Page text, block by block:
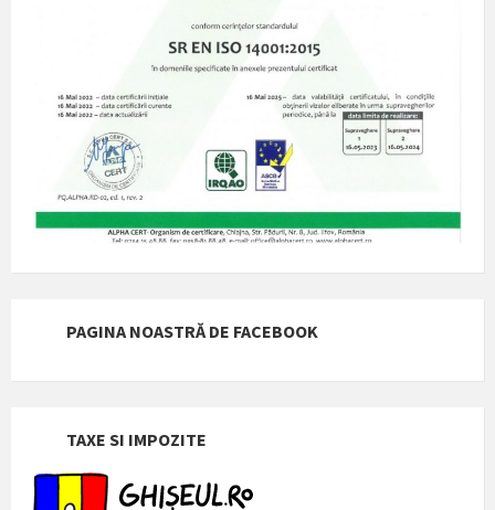
PAGINA NOASTRĂ DE FACEBOOK
TAXE SI IMPOZITE